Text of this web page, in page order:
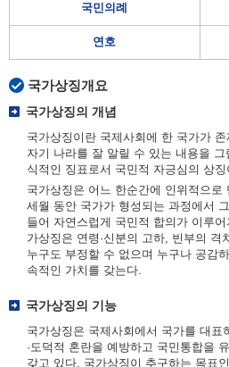
국민의례
연호
국가상징개요
국가상징의 개념
국가상징이란 국제사회에 한 국가가
자기 나라를 잘 알릴 수 있는 내용을 그
식적인 징표로서 국민적 자긍심의 상
국가상징은 어느 한순간에 인위적으로
세월 동안 국가가 형성되는 과정에서
들어 자연스럽게 국민적 합의가 이루
가상징은 연령·신분의 고하, 빈부의 격
누구도 부정할 수 없으며 누구나 공감
속적인 가치를 갖는다.
국가상징의 기능
국가상징은 국제사회에서 국가를 대표
·도덕적 혼란을 예방하고 국민통합을
갖고 있다. 국가상징이 추구하는 목표